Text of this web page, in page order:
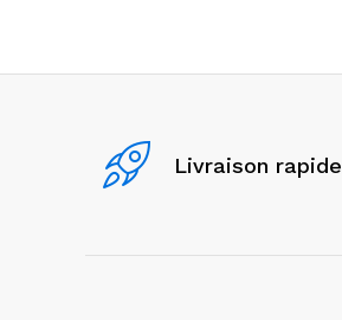
Livraison rapide